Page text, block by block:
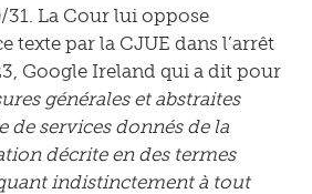
La Cour lui oppose
texte par la CJUE dans l’arrêt
Google Ireland qui a dit pour
générales et abstraites
de services donnés de la
décrite en des termes
indistinctement à tout